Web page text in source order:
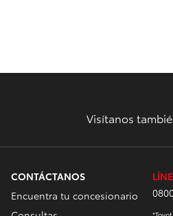
Visítanos
CONTÁCTANOS
Encuentra tu concesionario